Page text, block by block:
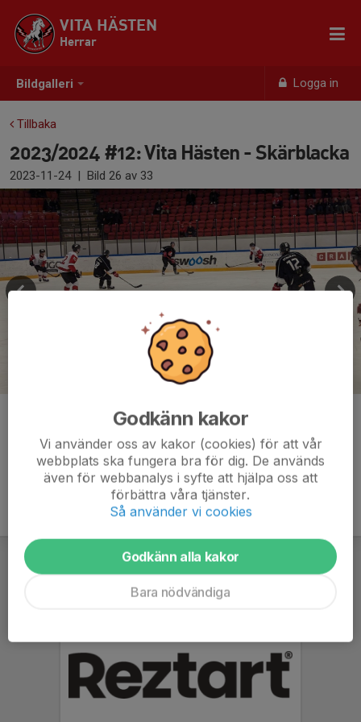
Bildgalleri Logga in
VITA HÄSTEN
Herrar
Tillbaka
2023/2024 #12: Vita Hästen - Skärblacka
2023-11-24 | Bild 26 av 33
Godkänn kakor
Vi använder oss av kakor (cookies) för att vår
webbplats ska fungera bra för dig. De används
även för webbanalys i syfte att hjälpa oss att
förbättra våra tjänster.
Så använder vi cookies
Godkänn alla kakor
Bara nödvändiga